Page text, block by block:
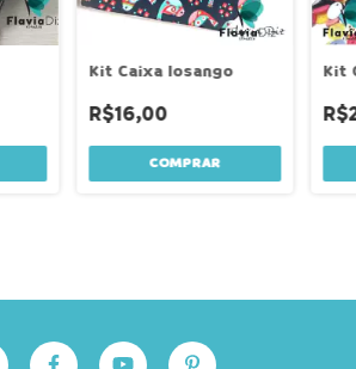
Kit Caixa losango
R$16,00
Kit